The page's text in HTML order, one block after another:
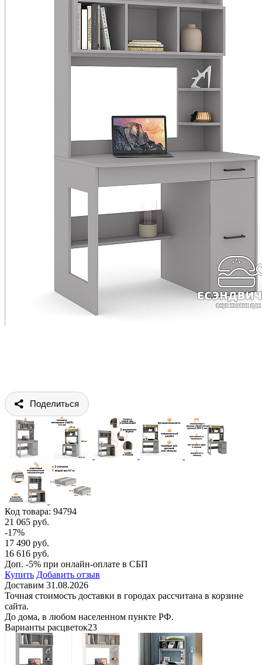
Поделиться
Код товара: 94794
21 065 руб.
-17%
17 490 руб.
16 616 руб.
Доп. -5% при онлайн-оплате в СБП
Купить Добавить отзыв
Доставим 31.08.2026
Точная стоимость доставки в городах рассчитана в корзине
сайта.
До дома, в любом населенном пункте РФ.
Варианты расцветок23